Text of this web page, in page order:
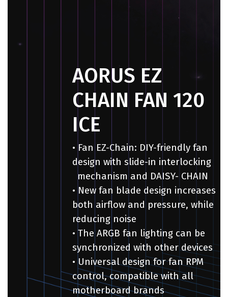
AORUS EZ
CHAIN FAN 120
ICE
• Fan EZ-Chain: DIY-friendly fan
design with slide-in interlocking
mechanism and DAISY- CHAIN
• New fan blade design increases
both airflow and pressure, while
reducing noise
• The ARGB fan lighting can be
synchronized with other devices
• Universal design for fan RPM
control, compatible with all
motherboard brands